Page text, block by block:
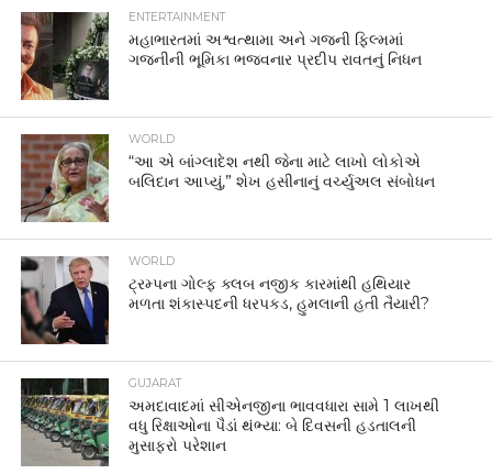
ENTERTAINMENT
મહાભારતમાં અશ્વત્થામા અને ગજની ફિલ્મમાં
ગજનીની ભૂમિકા ભજવનાર પ્રદીપ રાવતનું નિધન
WORLD
“આ એ બાંગ્લાદેશ નથી જેના માટે લાખો લોકોએ
બલિદાન આપ્યું,” શેખ હસીનાનું વર્ચ્યુઅલ સંબોધન
WORLD
ટ્રમ્પના ગોલ્ફ ક્લબ નજીક કારમાંથી હથિયાર
મળતા શંકાસ્પદની ધરપકડ, હુમલાની હતી તૈયારી?
GUJARAT
અમદાવાદમાં સીએનજીના ભાવવધારા સામે 1 લાખથી
વધુ રિક્ષાઓના પૈડાં થંભ્યા: બે દિવસની હડતાલની
મુસાફરો પરેશાન